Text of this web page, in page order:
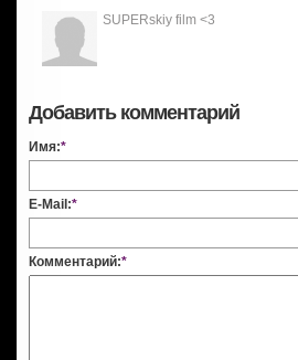
SUPERskiy film <3
Добавить комментарий
Имя:*
E-Mail:*
Комментарий:*